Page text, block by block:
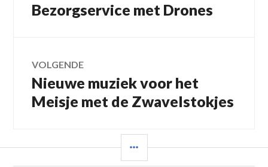
navigatie
Vorig
Bezorgservice met Drones
VOLGENDE
Volgend
bericht:
Nieuwe muziek voor het
Meisje met de Zwavelstokjes